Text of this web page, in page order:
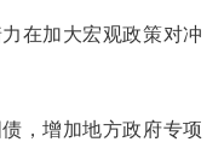
在加大宏观政策对冲
，增加地方政府专项